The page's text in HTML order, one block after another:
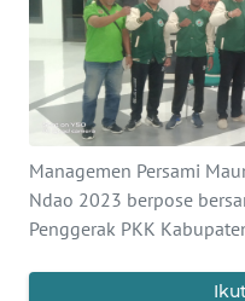
Managemen Persami
Ndao 2023 berpose
Penggerak PKK
OPINI
Informasi
INDEKS
KONTAK
KAMI